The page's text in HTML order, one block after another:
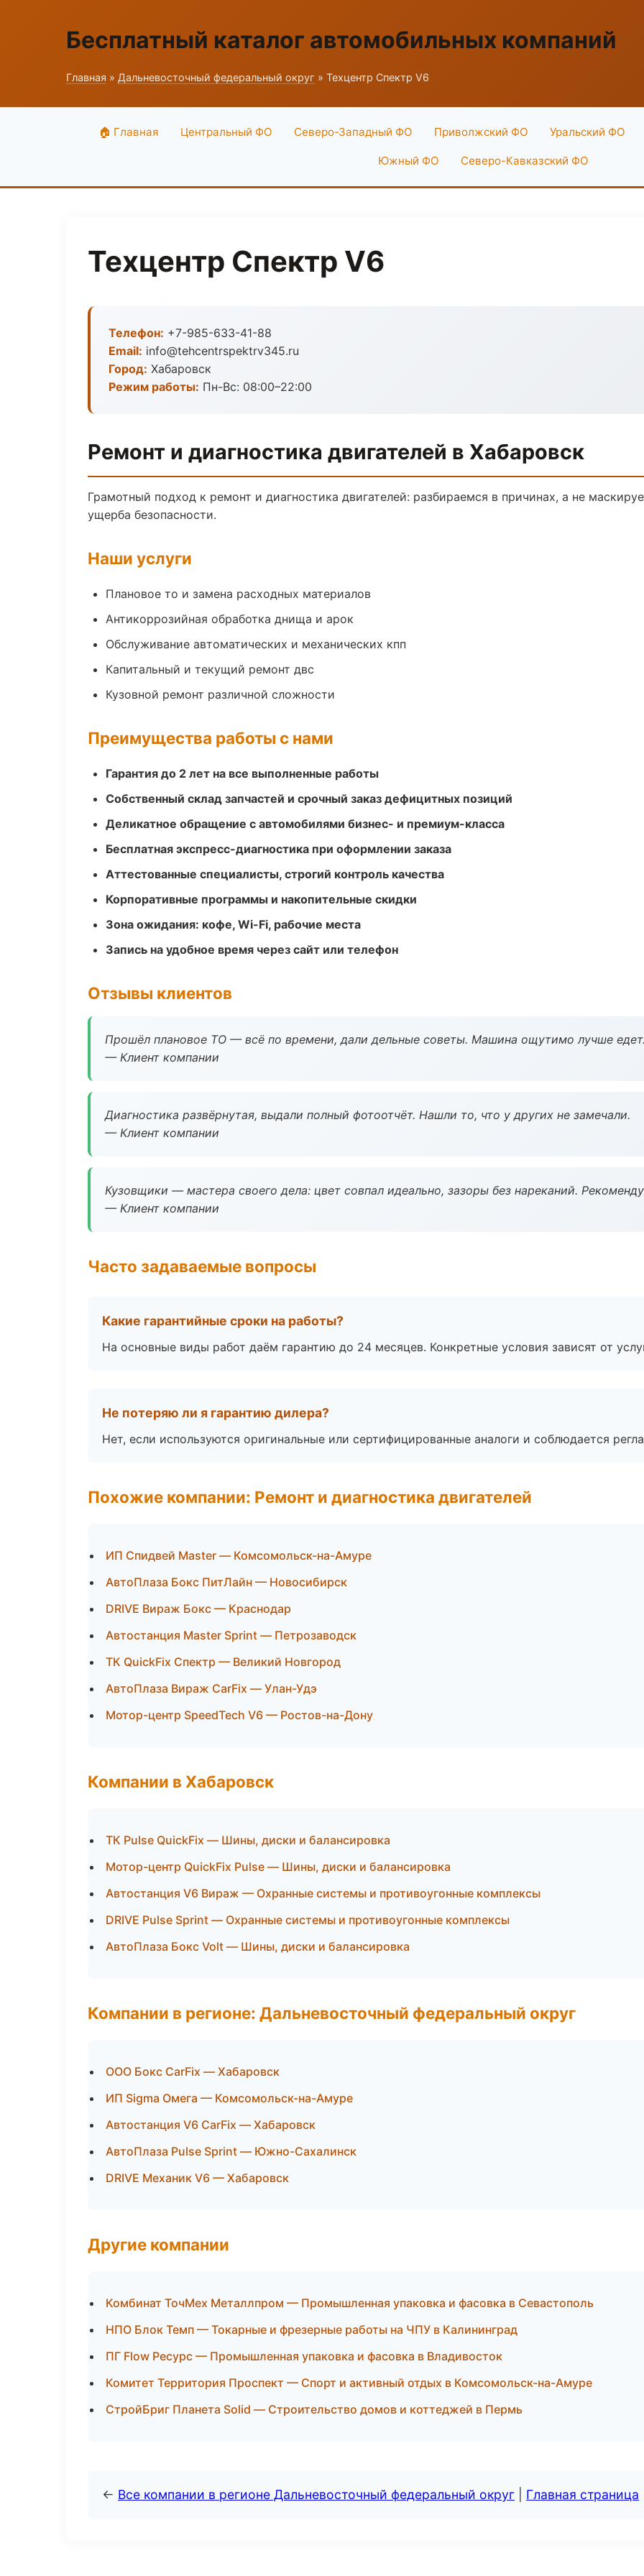
Бесплатный каталог автомобильных компаний
Главная » Дальневосточный федеральный округ » Техцентр Спектр V6
🏠 Главная Центральный ФО Северо-Западный ФО Приволжский ФО Уральский ФО
Южный ФО Северо-Кавказский ФО
Техцентр Спектр V6
Телефон: +7-985-633-41-88
Email: info@tehcentrspektrv345.ru
Город: Хабаровск
Режим работы: Пн-Вс: 08:00–22:00
Ремонт и диагностика двигателей в Хабаровск
Грамотный подход к ремонт и диагностика двигателей: разбираемся в причинах, а не
ущерба безопасности.
Наши услуги
Плановое то и замена расходных материалов
Антикоррозийная обработка днища и арок
Обслуживание автоматических и механических кпп
Капитальный и текущий ремонт двс
Кузовной ремонт различной сложности
Преимущества работы с нами
Гарантия до 2 лет на все выполненные работы
Собственный склад запчастей и срочный заказ дефицитных позиций
Деликатное обращение с автомобилями бизнес- и премиум-класса
Бесплатная экспресс-диагностика при оформлении заказа
Аттестованные специалисты, строгий контроль качества
Корпоративные программы и накопительные скидки
Зона ожидания: кофе, Wi-Fi, рабочие места
Запись на удобное время через сайт или телефон
Отзывы клиентов
Прошёл плановое ТО — всё по времени, дали дельные советы. Машина ощутимо лучше
— Клиент компании
Диагностика развёрнутая, выдали полный фотоотчёт. Нашли то, что у других не замечали.
— Клиент компании
Кузовщики — мастера своего дела: цвет совпал идеально, зазоры без нареканий.
— Клиент компании
Часто задаваемые вопросы
Какие гарантийные сроки на работы?
На основные виды работ даём гарантию до 24 месяцев. Конкретные условия зависят от
Не потеряю ли я гарантию дилера?
Нет, если используются оригинальные или сертифицированные аналоги и соблюдается
Похожие компании: Ремонт и диагностика двигателей
ИП Спидвей Master — Комсомольск-на-Амуре
АвтоПлаза Бокс ПитЛайн — Новосибирск
DRIVE Вираж Бокс — Краснодар
Автостанция Master Sprint — Петрозаводск
ТК QuickFix Спектр — Великий Новгород
АвтоПлаза Вираж CarFix — Улан-Удэ
Мотор-центр SpeedTech V6 — Ростов-на-Дону
Компании в Хабаровск
ТК Pulse QuickFix — Шины, диски и балансировка
Мотор-центр QuickFix Pulse — Шины, диски и балансировка
Автостанция V6 Вираж — Охранные системы и противоугонные комплексы
DRIVE Pulse Sprint — Охранные системы и противоугонные комплексы
АвтоПлаза Бокс Volt — Шины, диски и балансировка
Компании в регионе: Дальневосточный федеральный округ
ООО Бокс CarFix — Хабаровск
ИП Sigma Омега — Комсомольск-на-Амуре
Автостанция V6 CarFix — Хабаровск
АвтоПлаза Pulse Sprint — Южно-Сахалинск
DRIVE Механик V6 — Хабаровск
Другие компании
Комбинат ТочМех Металлпром — Промышленная упаковка и фасовка в Севастополь
НПО Блок Темп — Токарные и фрезерные работы на ЧПУ в Калининград
ПГ Flow Ресурс — Промышленная упаковка и фасовка в Владивосток
Комитет Территория Проспект — Спорт и активный отдых в Комсомольск-на-Амуре
СтройБриг Планета Solid — Строительство домов и коттеджей в Пермь
← Все компании в регионе Дальневосточный федеральный округ Главная страница